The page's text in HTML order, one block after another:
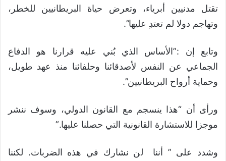
تقتل مدنيين أبرياء، وتعرض حياة البريطانيين للخطر،
وتهاجم دولا لم تعتدِ عليها”.
وتابع إن :”الأساس الذي بُني عليه قرارنا هو الدفاع
الجماعي عن النفس لأصدقائنا وحلفائنا منذ عهد طويل،
وحماية أرواح البريطانيين”.
ورأى أن “هذا ينسجم مع القانون الدولي، وسوف ننشر
موجزا للاستشارة القانونية التي حصلنا عليها.”
وشدد على ” أننا لن نشارك في هذه الضربات. لكننا